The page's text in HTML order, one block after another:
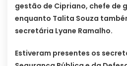
gestão de Cipriano, chefe de
enquanto Talita Souza
secretária Lyane Ramalho.
Estiveram presentes os